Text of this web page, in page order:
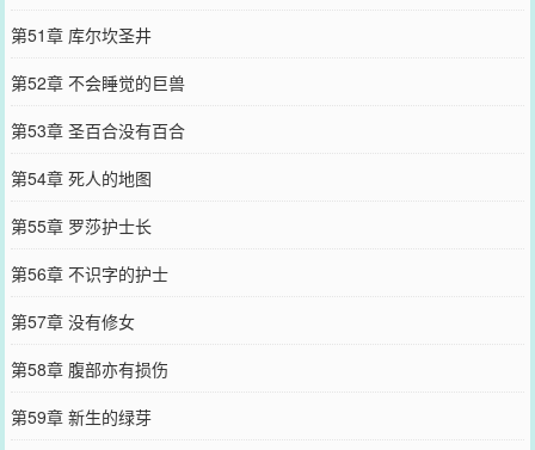
第51章 库尔坎圣井
第52章 不会睡觉的巨兽
第53章 圣百合没有百合
第54章 死人的地图
第55章 罗莎护士长
第56章 不识字的护士
第57章 没有修女
第58章 腹部亦有损伤
第59章 新生的绿芽